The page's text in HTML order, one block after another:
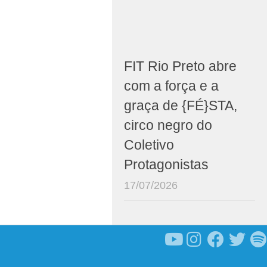
FIT Rio Preto abre
com a força e a
graça de {FÉ}STA,
circo negro do
Coletivo
Protagonistas
17/07/2026